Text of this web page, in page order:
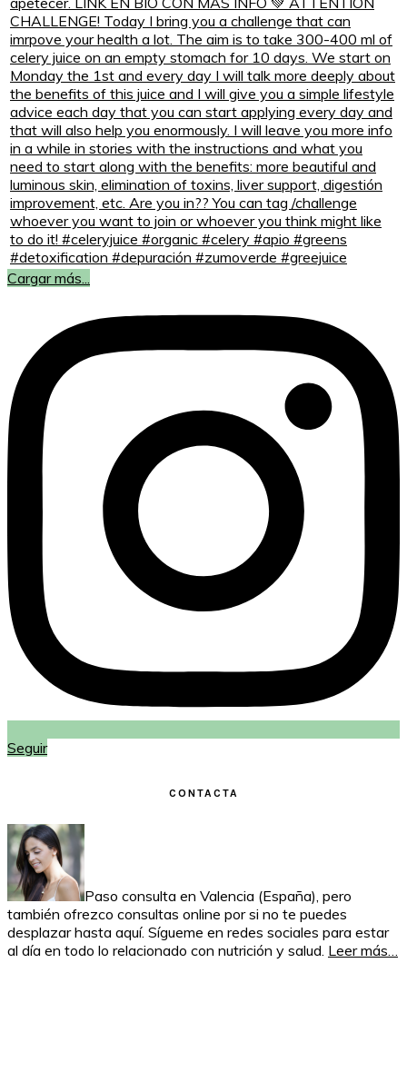
Cargar más...
Seguir
CONTACTA
Paso consulta en Valencia (España), pero
también ofrezco consultas online por si no te puedes
desplazar hasta aquí. Sígueme en redes sociales para estar
al día en todo lo relacionado con nutrición y salud. Leer más…